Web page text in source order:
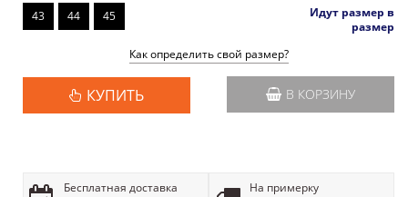
43 44 45
Идут размер в
размер
Как определить свой размер?
КУПИТЬ В КОРЗИНУ
Бесплатная доставка
На примерку